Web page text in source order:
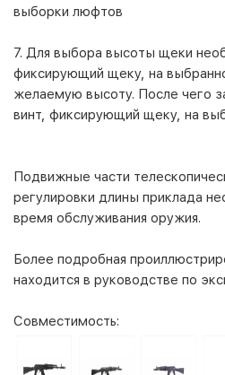
выборки люфтов
7. Для выбора высоты щеки
фиксирующий щеку, на
желаемую высоту. После чего
винт, фиксирующий щеку, на
Подвижные части
регулировки длины приклада
время обслуживания оружия.
Более подробная
находится в руководстве по
Совместимость: